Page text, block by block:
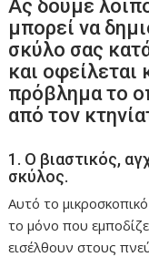
Ας δούμε
μπορεί να
σκύλο σας
και οφείλεται
πρόβλημα το
από τον
1. Ο βιαστικός,
σκύλος.
Αυτό το
το μόνο που
εισέλθουν στους